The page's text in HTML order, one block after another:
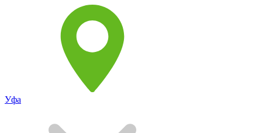
Уфа